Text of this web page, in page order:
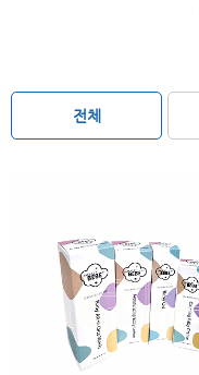
전체
이노베베(베이비4종)